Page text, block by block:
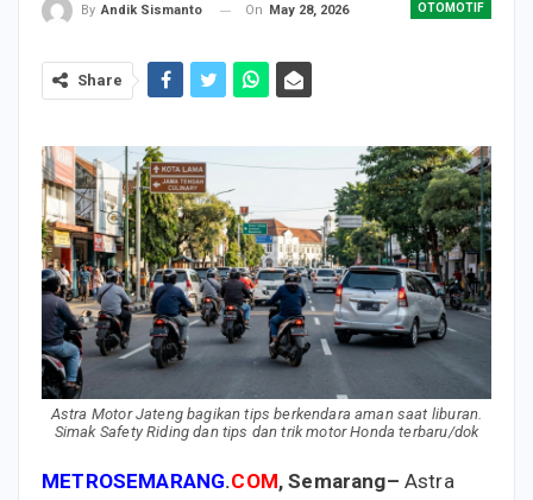
OTOMOTIF
By Andik Sismanto On May 28, 2026
Share
Astra Motor Jateng bagikan tips berkendara aman saat liburan.
Simak Safety Riding dan tips dan trik motor Honda terbaru/dok
METROSEMARANG.COM, Semarang– Astra